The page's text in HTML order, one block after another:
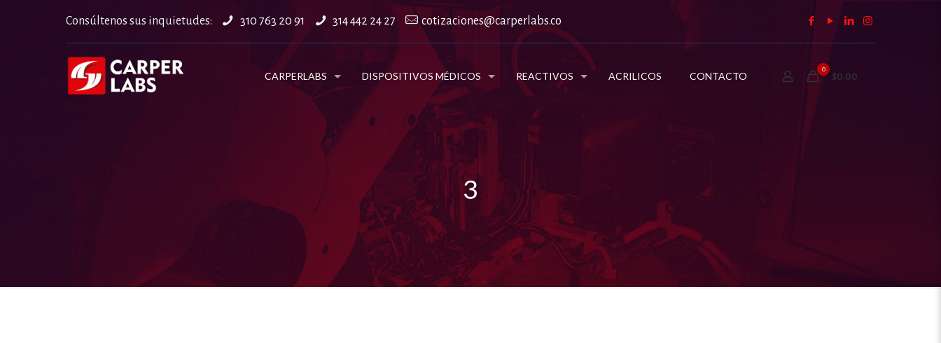
Consúltenos sus inquietudes: 310 763 20 91 314 442 24 27 cotizaciones@carperlabs.co
CARPERLABS DISPOSITIVOS MÉDICOS REACTIVOS ACRILICOS CONTACTO
0
$0.00
3